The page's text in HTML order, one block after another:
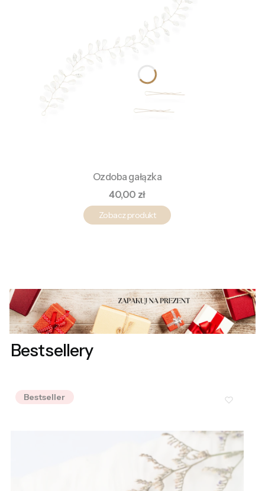
Ozdoba gałązka
Cena
40,00 zł
Zobacz produkt
Bestsellery
Bestseller